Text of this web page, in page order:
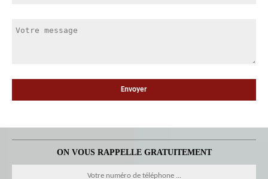
ON VOUS RAPPELLE GRATUITEMENT